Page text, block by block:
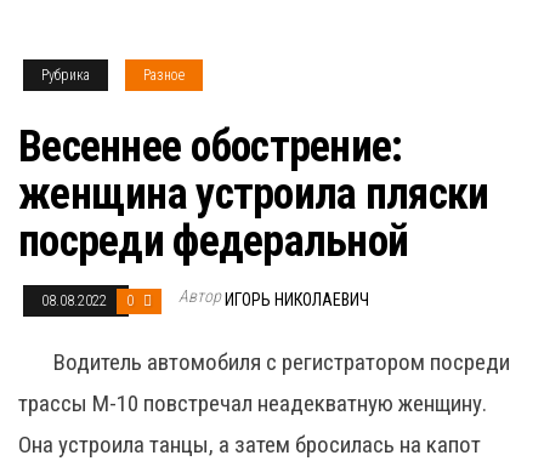
Рубрика Разное
Весеннее обострение:
женщина устроила пляски
посреди федеральной
08.08.2022 0 Автор ИГОРЬ НИКОЛАЕВИЧ
Водитель автомобиля с регистратором посреди
трассы М-10 повстречал неадекватную женщину.
Она устроила танцы, а затем бросилась на капот